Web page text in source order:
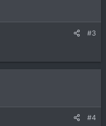
#3
#4